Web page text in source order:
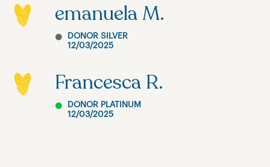
emanuela M.
DONOR SILVER
12/03/2025
Francesca R.
DONOR PLATINUM
12/03/2025